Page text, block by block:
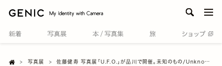
 Home写真展 佐藤健寿 写真展「U.F.O.」が品川で開催。未知のもの/Unknown、忘却したもの/Forgotten、見過ごしたもの/Overlooked